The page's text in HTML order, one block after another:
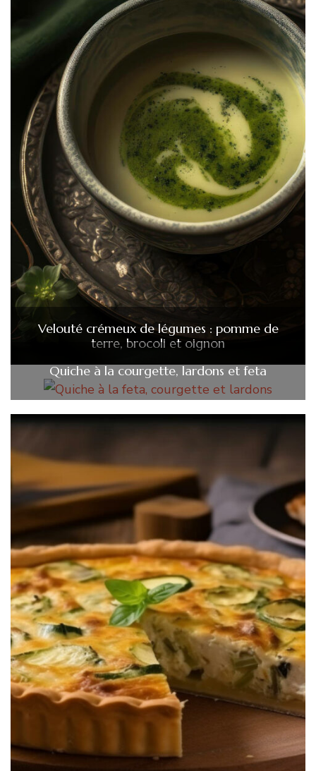
Velouté crémeux de légumes : pomme de
terre, brocoli et oignon
Quiche à la courgette, lardons et feta